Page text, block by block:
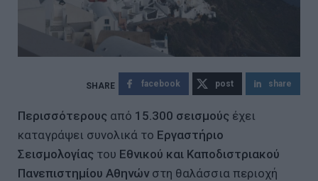
facebook post share
Περισσότερους από 15.300 σεισμούς έχει
καταγράψει συνολικά το Εργαστήριο
Σεισμολογίας του Εθνικού και Καποδιστριακού
Πανεπιστημίου Αθηνώνστη θαλάσσια περιοχή